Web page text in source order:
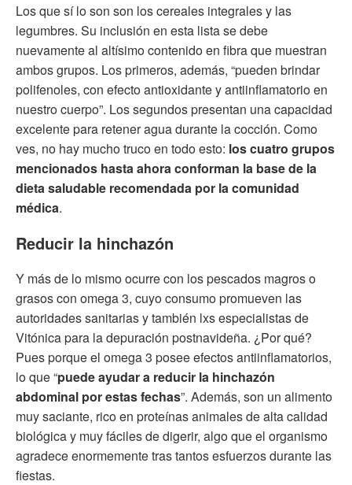
Los que sí lo son son los cereales integrales y las
legumbres. Su inclusión en esta lista se debe
nuevamente al altísimo contenido en fibra que muestran
ambos grupos. Los primeros, además, “pueden brindar
polifenoles, con efecto antioxidante y antiinflamatorio en
nuestro cuerpo”. Los segundos presentan una capacidad
excelente para retener agua durante la cocción. Como
ves, no hay mucho truco en todo esto: los cuatro grupos
mencionados hasta ahora conforman la base de la
dieta saludable recomendada por la comunidad
médica.
Reducir la hinchazón
Y más de lo mismo ocurre con los pescados magros o
grasos con omega 3, cuyo consumo promueven las
autoridades sanitarias y también lxs especialistas de
Vitónica para la depuración postnavideña. ¿Por qué?
Pues porque el omega 3 posee efectos antiinflamatorios,
lo que “puede ayudar a reducir la hinchazón
abdominal por estas fechas”. Además, son un alimento
muy saciante, rico en proteínas animales de alta calidad
biológica y muy fáciles de digerir, algo que el organismo
agradece enormemente tras tantos esfuerzos durante las
fiestas.